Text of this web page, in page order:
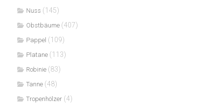
Nuss (145)
Obstbäume (407)
Pappel (109)
Platane (113)
Robinie (83)
Tanne (48)
Tropenhölzer (4)